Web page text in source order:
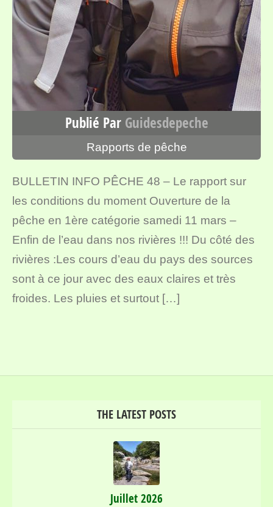
Publié Par Guidesdepeche
Rapports de pêche
BULLETIN INFO PÊCHE 48 – Le rapport sur
les conditions du moment Ouverture de la
pêche en 1ère catégorie samedi 11 mars –
Enfin de l’eau dans nos rivières !!! Du côté des
rivières :Les cours d’eau du pays des sources
sont à ce jour avec des eaux claires et très
froides. Les pluies et surtout […]
THE LATEST POSTS
Juillet 2026